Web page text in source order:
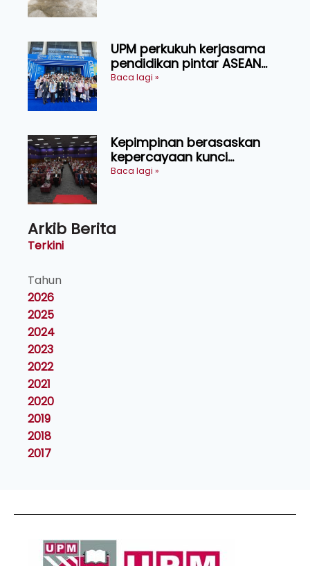
UPM perkukuh kerjasama
pendidikan pintar ASEAN
menerusi lawatan rasmi ke
Baca lagi »
Kepimpinan berasaskan
kepercayaan kunci
kecemerlangan institusi -
Baca lagi »
Arkib Berita
Terkini
Tahun
2026
2025
2024
2023
2022
2021
2020
2019
2018
2017